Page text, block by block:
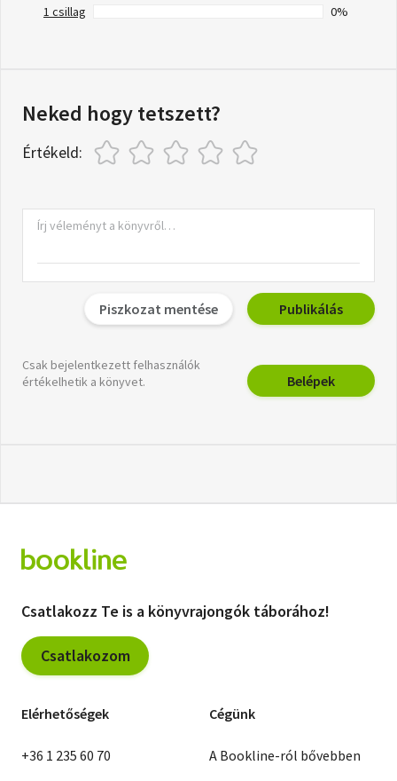
1 csillag
0%
Neked hogy tetszett?
Értékeld:
Piszkozat mentése Publikálás
Csak bejelentkezett felhasználók
értékelhetik a könyvet.
Belépek
Csatlakozz Te is a könyvrajongók táborához!
Csatlakozom
Elérhetőségek
+36 1 235 60 70
Cégünk
A Bookline-ról bővebben